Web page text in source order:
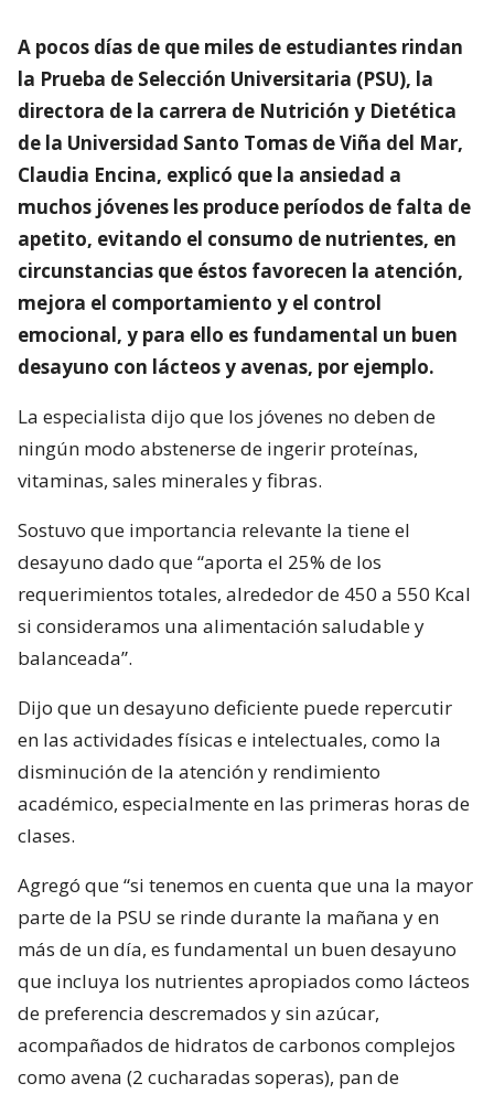
A pocos días de que miles de estudiantes rindan
la Prueba de Selección Universitaria (PSU), la
directora de la carrera de Nutrición y Dietética
de la Universidad Santo Tomas de Viña del Mar,
Claudia Encina, explicó que la ansiedad a
muchos jóvenes les produce períodos de falta de
apetito, evitando el consumo de nutrientes, en
circunstancias que éstos favorecen la atención,
mejora el comportamiento y el control
emocional, y para ello es fundamental un buen
desayuno con lácteos y avenas, por ejemplo.
La especialista dijo que los jóvenes no deben de
ningún modo abstenerse de ingerir proteínas,
vitaminas, sales minerales y fibras.
Sostuvo que importancia relevante la tiene el
desayuno dado que “aporta el 25% de los
requerimientos totales, alrededor de 450 a 550 Kcal
si consideramos una alimentación saludable y
balanceada”.
Dijo que un desayuno deficiente puede repercutir
en las actividades físicas e intelectuales, como la
disminución de la atención y rendimiento
académico, especialmente en las primeras horas de
clases.
Agregó que “si tenemos en cuenta que una la mayor
parte de la PSU se rinde durante la mañana y en
más de un día, es fundamental un buen desayuno
que incluya los nutrientes apropiados como lácteos
de preferencia descremados y sin azúcar,
acompañados de hidratos de carbonos complejos
como avena (2 cucharadas soperas), pan de